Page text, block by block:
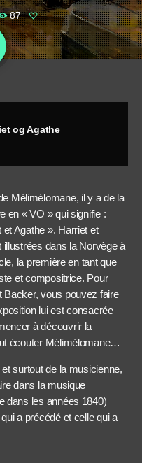
87
og Agathe
Mélimélomane, il y a de la
en « VO » qui signifie :
Agathe ». Harriet et
dans la Norvège à
la première en tant que
et compositrice. Pour
Backer, vous pouvez faire
lui est consacrée
à découvrir la
écouter Mélimélomane…
surtout de la musicienne,
dans la musique
dans les années 1840)
a précédé et celle qui a